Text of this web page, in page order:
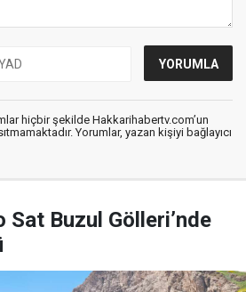
hiçbir şekilde Hakkarihabertv.com’un
Yorumlar, yazan kişiyi bağlayıcı
Sat Buzul Gölleri’nde